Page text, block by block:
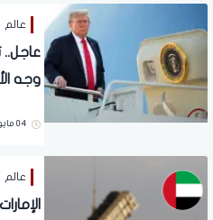
عالم
عاجل..
وجه
04 مايو 2026 | 08:10 مساءً
عالم